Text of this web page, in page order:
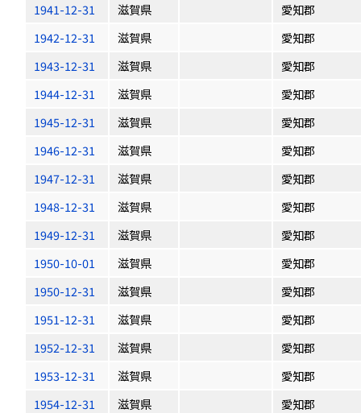
1941-12-31
滋賀県
愛知郡
1942-12-31
滋賀県
愛知郡
1943-12-31
滋賀県
愛知郡
1944-12-31
滋賀県
愛知郡
1945-12-31
滋賀県
愛知郡
1946-12-31
滋賀県
愛知郡
1947-12-31
滋賀県
愛知郡
1948-12-31
滋賀県
愛知郡
1949-12-31
滋賀県
愛知郡
1950-10-01
滋賀県
愛知郡
1950-12-31
滋賀県
愛知郡
1951-12-31
滋賀県
愛知郡
1952-12-31
滋賀県
愛知郡
1953-12-31
滋賀県
愛知郡
1954-12-31
滋賀県
愛知郡